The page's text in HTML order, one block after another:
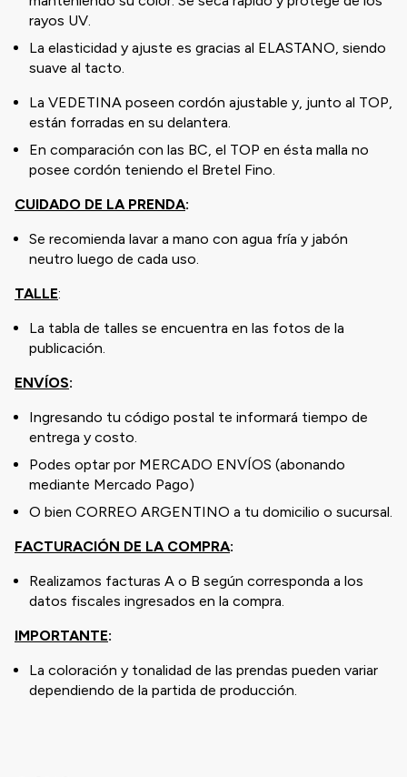
rayos UV.
La elasticidad y ajuste es gracias al ELASTANO, siendo
suave al tacto.
La VEDETINA poseen cordón ajustable y, junto al TOP,
están forradas en su delantera.
En comparación con las BC, el TOP en ésta malla no
posee cordón teniendo el Bretel Fino.
CUIDADO DE LA PRENDA:
Se recomienda lavar a mano con agua fría y jabón
neutro luego de cada uso.
TALLE:
La tabla de talles se encuentra en las fotos de la
publicación.
ENVÍOS:
Ingresando tu código postal te informará tiempo de
entrega y costo.
Podes optar por MERCADO ENVÍOS (abonando
mediante Mercado Pago)
O bien CORREO ARGENTINO a tu domicilio o sucursal.
FACTURACIÓN DE LA COMPRA:
Realizamos facturas A o B según corresponda a los
datos fiscales ingresados en la compra.
IMPORTANTE:
La coloración y tonalidad de las prendas pueden variar
dependiendo de la partida de producción.